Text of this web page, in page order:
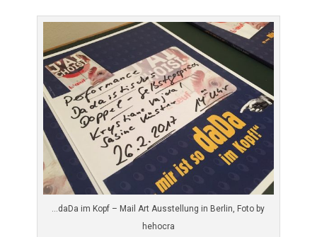
…daDa im Kopf – Mail Art Ausstellung in Berlin, Foto by
hehocra